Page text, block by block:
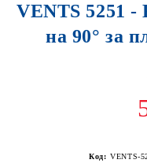
VENTS 5251 -
на 90° за
Код: VENTS-